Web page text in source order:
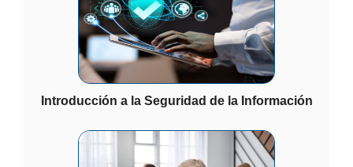
Introducción a la Seguridad de la Información